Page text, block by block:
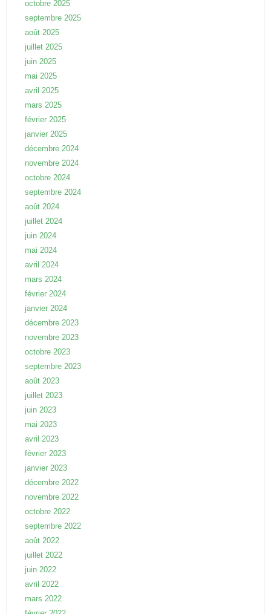
octobre 2025
septembre 2025
août 2025
juillet 2025
juin 2025
mai 2025
avril 2025
mars 2025
février 2025
janvier 2025
décembre 2024
novembre 2024
octobre 2024
septembre 2024
août 2024
juillet 2024
juin 2024
mai 2024
avril 2024
mars 2024
février 2024
janvier 2024
décembre 2023
novembre 2023
octobre 2023
septembre 2023
août 2023
juillet 2023
juin 2023
mai 2023
avril 2023
février 2023
janvier 2023
décembre 2022
novembre 2022
octobre 2022
septembre 2022
août 2022
juillet 2022
juin 2022
avril 2022
mars 2022